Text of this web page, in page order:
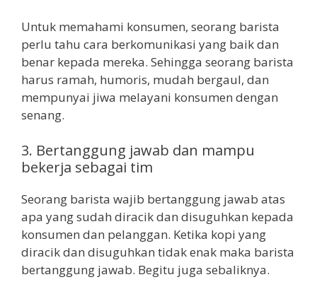
Untuk memahami konsumen, seorang barista
perlu tahu cara berkomunikasi yang baik dan
benar kepada mereka. Sehingga seorang barista
harus ramah, humoris, mudah bergaul, dan
mempunyai jiwa melayani konsumen dengan
senang.
3. Bertanggung jawab dan mampu
bekerja sebagai tim
Seorang barista wajib bertanggung jawab atas
apa yang sudah diracik dan disuguhkan kepada
konsumen dan pelanggan. Ketika kopi yang
diracik dan disuguhkan tidak enak maka barista
bertanggung jawab. Begitu juga sebaliknya.